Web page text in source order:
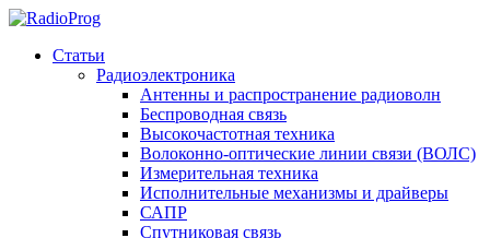
Статьи
Радиоэлектроника
Антенны и распространение радиоволн
Беспроводная связь
Высокочастотная техника
Волоконно-оптические линии связи (ВОЛС)
Измерительная техника
Исполнительные механизмы и драйверы
САПР
Спутниковая связь